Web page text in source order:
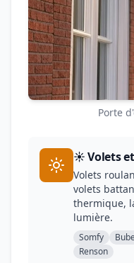
Porte
☀️ Volets
Volets
volets
thermique,
lumière.
Somfy
Renson